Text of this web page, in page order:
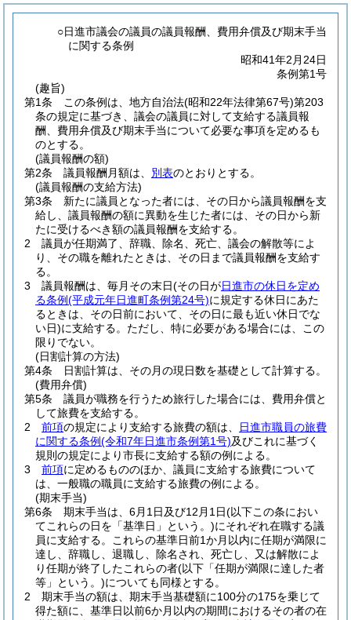
○日進市議会の議員の議員報酬、費用弁償及び期末手当
に関する条例
昭和41年2月24日
条例第1号
(趣旨)
第1条
この条例は、地方自治法(昭和22年法律第67号)第203
条の規定に基づき、議会の議員に対して支給する議員報
酬、費用弁償及び期末手当について必要な事項を定めるも
のとする。
(議員報酬の額)
第2条
議員報酬月額は、 別表のとおりとする。
(議員報酬の支給方法)
第3条
新たに議員となった者には、その日から議員報酬を支
給し、議員報酬の額に異動を生じた者には、その日から新
たに受けるべき額の議員報酬を支給する。
2
議員が任期満了、辞職、除名、死亡、議会の解散等によ
り、その職を離れたときは、その日まで議員報酬を支給す
る。
3
議員報酬は、毎月その末日(その日が日進市の休日を定め
る条例(平成元年日進町条例第24号)に規定する休日にあた
るときは、その日前において、その日に最も近い休日でな
い日)に支給する。 ただし、特に必要がある場合には、この
限りでない。
(日割計算の方法)
第4条
日割計算は、その月の現日数を基礎として計算する。
(費用弁償)
第5条
議員が職務を行うため旅行した場合には、費用弁償と
して旅費を支給する。
2
前項の規定により支給する旅費の額は、
日進市職員の旅費
に関する条例(令和7年日進市条例第1号)及びこれに基づく
規則の規定により市長に支給する額の例による。
3
前項に定めるもののほか、議員に支給する旅費について
は、一般職の職員に支給する旅費の例による。
(期末手当)
第6条
期末手当は、6月1日及び12月1日(以下この条におい
てこれらの日を「基準日」という。)にそれぞれ在職する議
員に支給する。
これらの基準日前1か月以内に任期が満限に
達し、辞職し、退職し、除名され、死亡し、又は解散によ
り任期が終了したこれらの者(以下「任期が満限に達した者
等」という。)についても同様とする。
2
期末手当の額は、期末手当基礎額に100分の175を乗じて
得た額に、基準日以前6か月以内の期間におけるその者の在